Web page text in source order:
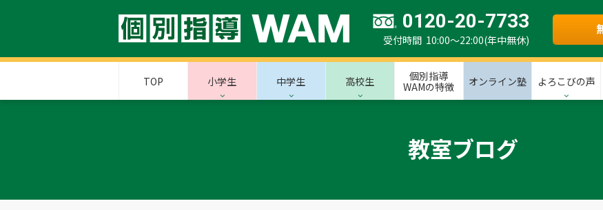
0120-20-7733
受付時間 10:00～22:00(年中無休)
TOP 小学生 中学生 高校生
個別指導
WAMの特徴
オンライン塾 よろこびの声
教室ブログ